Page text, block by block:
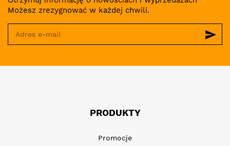
Możesz zrezygnować w każdej chwili.
send
PRODUKTY
Promocje